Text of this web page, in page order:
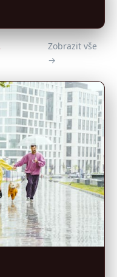
Zobrazit vše
→